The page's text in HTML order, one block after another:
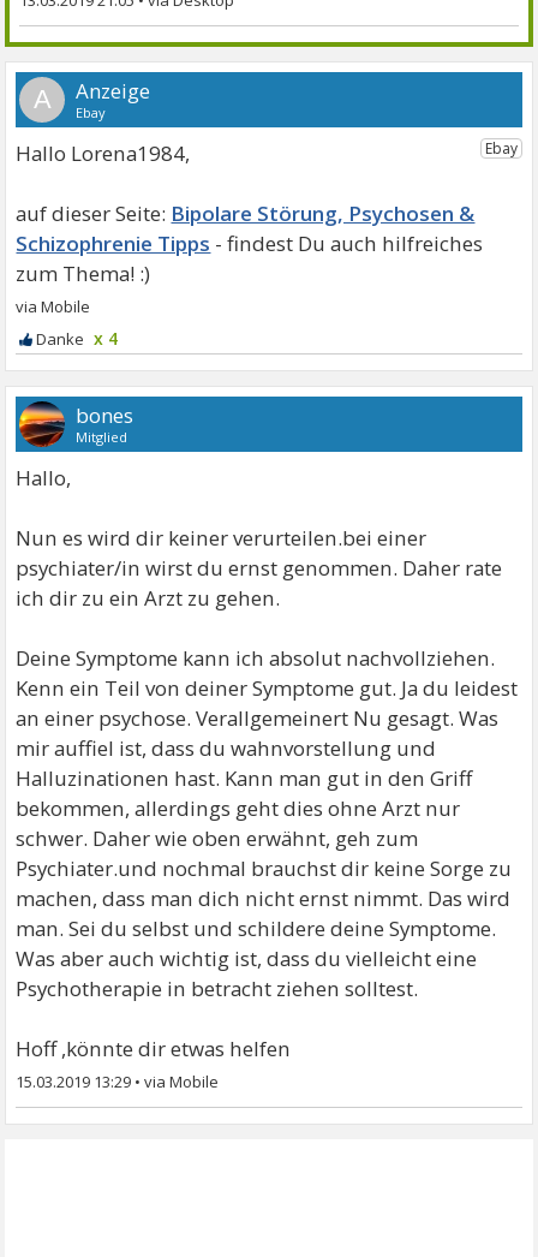
A
Hallo Lorena1984,
Bipolare Störung, Psychosen &
Schizophrenie Tipps
x 4
bones
Mitglied
Hallo,
Nun es wird dir keiner verurteilen.bei einer
psychiater/in wirst du ernst genommen. Daher rate
ich dir zu ein Arzt zu gehen.
Deine Symptome kann ich absolut nachvollziehen.
Kenn ein Teil von deiner Symptome gut. Ja du leidest
an einer psychose. Verallgemeinert Nu gesagt. Was
mir auffiel ist, dass du wahnvorstellung und
Halluzinationen hast. Kann man gut in den Griff
bekommen, allerdings geht dies ohne Arzt nur
schwer. Daher wie oben erwähnt, geh zum
Psychiater.und nochmal brauchst dir keine Sorge zu
machen, dass man dich nicht ernst nimmt. Das wird
man. Sei du selbst und schildere deine Symptome.
Was aber auch wichtig ist, dass du vielleicht eine
Psychotherapie in betracht ziehen solltest.
Hoff ,könnte dir etwas helfen
15.03.2019 13:29 •